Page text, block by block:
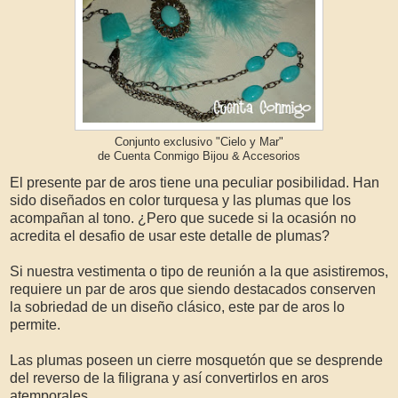
Conjunto exclusivo "Cielo y Mar"
de Cuenta Conmigo Bijou & Accesorios
El presente par de aros tiene una peculiar posibilidad. Han
sido diseñados en color turquesa y las plumas que los
acompañan al tono. ¿Pero que sucede si la ocasión no
acredita el desafio de usar este detalle de plumas?
Si nuestra vestimenta o tipo de reunión a la que asistiremos,
requiere un par de aros que siendo destacados conserven
la sobriedad de un diseño clásico, este par de aros lo
permite.
Las plumas poseen un cierre mosquetón que se desprende
del reverso de la filigrana y así convertirlos en aros